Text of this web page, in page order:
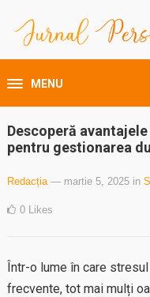
MENU
Descoperă
pentru gestionarea
Redacția — martie 5, 2025 in
0 Likes
Într-o lume în care
frecvente, tot mai mulți